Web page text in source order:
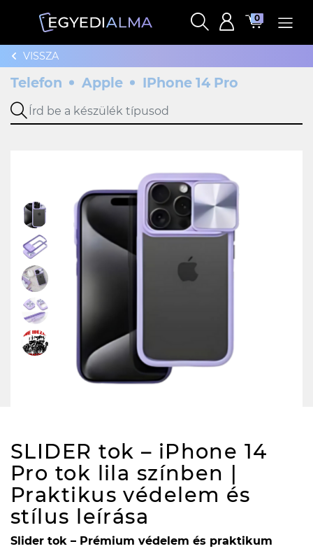
0
VISSZA
Telefon Apple IPhone 14 Pro
SLIDER tok – iPhone 14
Pro tok lila színben |
Praktikus védelem és
stílus leírása
Slider tok – Prémium védelem és praktikum